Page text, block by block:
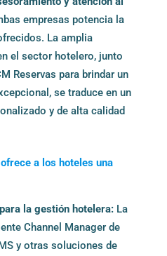
empresas potencia la
La amplia
el sector hotelero, junto
Reservas para brindar un
se traduce en un
y de alta calidad
a los hoteles una
la gestión hotelera:La
Channel Manager de
y otras soluciones de